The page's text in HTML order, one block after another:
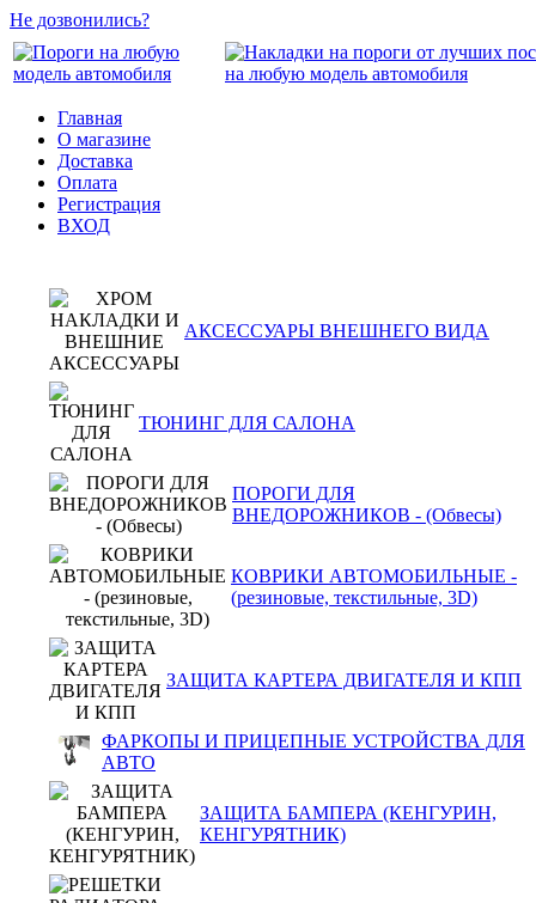
Не дозвонились?
Главная
О магазине
Доставка
Оплата
Регистрация
ВХОД
АКСЕССУАРЫ ВНЕШНЕГО ВИДА
ТЮНИНГ ДЛЯ САЛОНА
ПОРОГИ ДЛЯ
ВНЕДОРОЖНИКОВ - (Обвесы)
КОВРИКИ АВТОМОБИЛЬНЫЕ -
(резиновые, текстильные, 3D)
ЗАЩИТА КАРТЕРА ДВИГАТЕЛЯ И КПП
ФАРКОПЫ И ПРИЦЕПНЫЕ УСТРОЙСТВА ДЛЯ
АВТО
ЗАЩИТА БАМПЕРА (КЕНГУРИН,
КЕНГУРЯТНИК)